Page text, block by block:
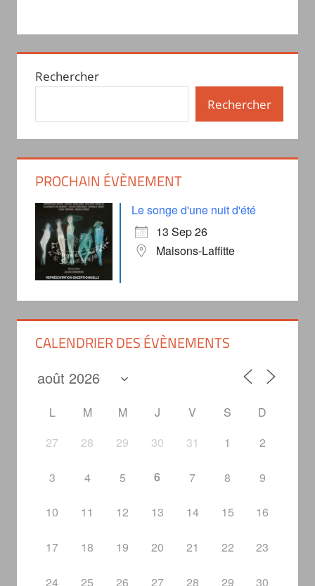
Rechercher
Rechercher
PROCHAIN ÉVÈNEMENT
Le songe d'une nuit d'été
13 Sep 26
Maisons-Laffitte
CALENDRIER DES ÉVÈNEMENTS
L M M J V S
D
27
28 29 30 31 1 2
3 4 5 6 7 8 9
10 11 12 13 14 15 16
17 18 19 20 21 22 23
24 25 26 27 28 29 30